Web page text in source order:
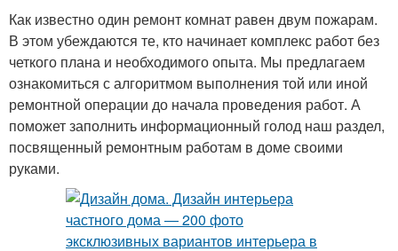
Как известно один ремонт комнат равен двум пожарам.
В этом убеждаются те, кто начинает комплекс работ без
четкого плана и необходимого опыта. Мы предлагаем
ознакомиться с алгоритмом выполнения той или иной
ремонтной операции до начала проведения работ. А
поможет заполнить информационный голод наш раздел,
посвященный ремонтным работам в доме своими
руками.